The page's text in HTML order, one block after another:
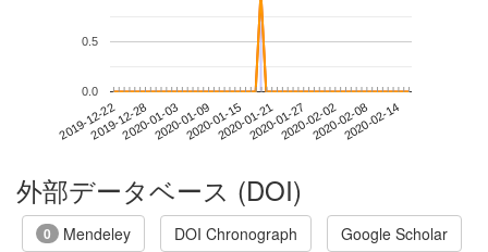
2019-12-222019-12-282020-01-032020-01-092020-01-152020-01-212020-01-272020-02-022020-02-082020-02-14
0.0
0.5
外部データベース (DOI)
0 Mendeley DOI Chronograph Google Scholar